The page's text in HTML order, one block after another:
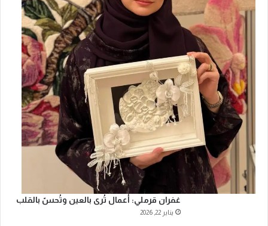
غفران قرملي: أعمال تُرى بالعين وتُحسّ بالقلب
يناير 22, 2026